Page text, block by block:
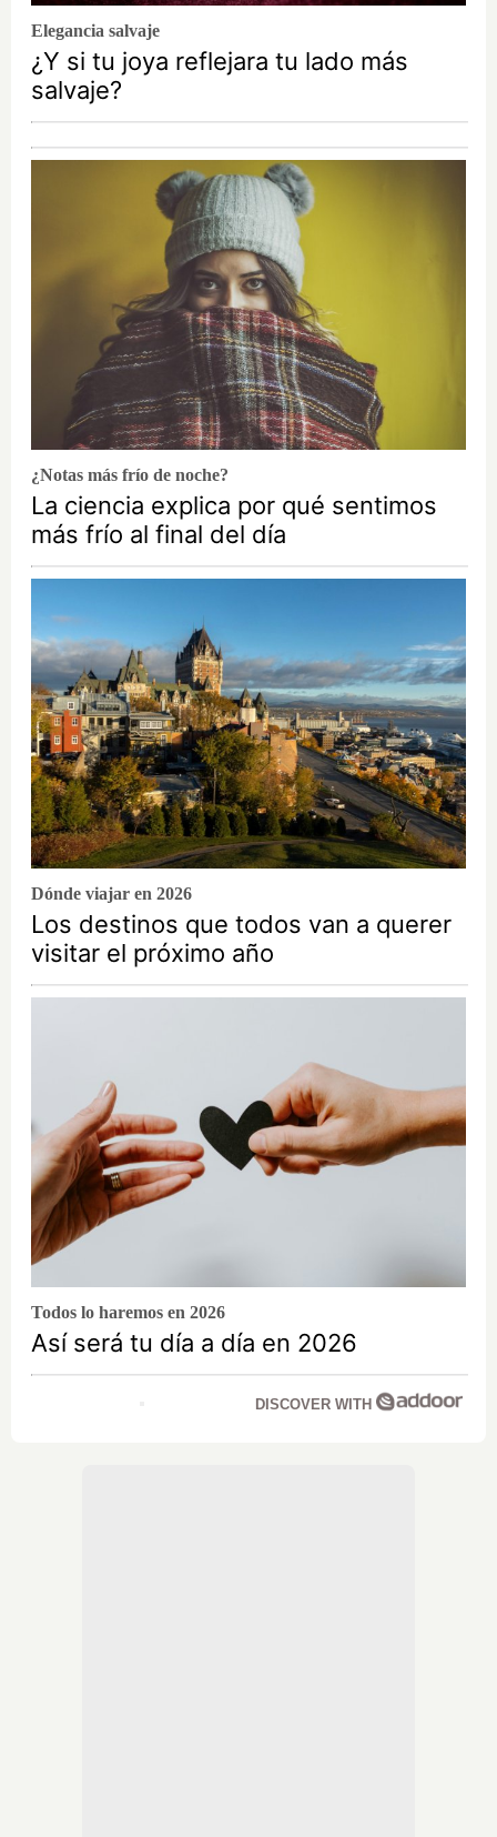
Elegancia salvaje
¿Y si tu joya reflejara tu lado más
salvaje?
¿Notas más frío de noche?
La ciencia explica por qué sentimos
más frío al final del día
Dónde viajar en 2026
Los destinos que todos van a querer
visitar el próximo año
Todos lo haremos en 2026
Así será tu día a día en 2026
DISCOVER WITH